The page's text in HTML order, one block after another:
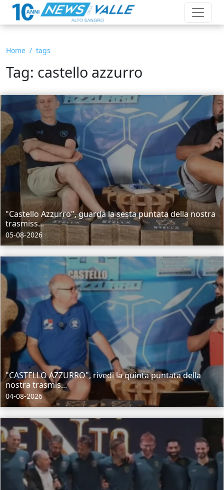
Home tags
Tag: castello azzurro
"Castello Azzurro", guarda la sesta puntata della nostra
trasmiss...
05-08-2026
"CASTELLO AZZURRO", rivedi la quinta puntata della
nostra trasmis...
04-08-2026